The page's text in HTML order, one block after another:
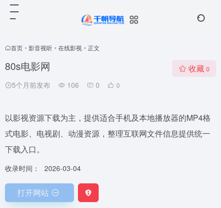
首页 • 影音视听 • 在线影视 • 正文
80s电影网
5个月前发布 106 0 0
收藏 0
以影视资源下载为主，提供适合手机及本地播放器的MP4格
式电影、电视剧、动漫资源，整理互联网文件信息提供统一
下载入口。
收录时间： 2026-03-04
打开网站